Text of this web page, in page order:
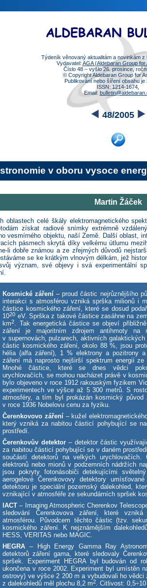
Týdeník věnovaný aktualitám a novinkám z
Vydavatel: AGA (Aldebaran Group
Číslo 48 – vyšlo 26. prosince,
© Copyright Aldebaran Group for
Publikování nebo šíření obsahu je
ISSN: 1214-1674,
Email:
48/2005
v oboru vysoce
Martin Žáček
oblastech celé škály elektromagnetického
získat radiové snímky extrémně
vesmírného objektu, naší Země. Další oblast,
pásmech skrytá díky velkému útlumu
li dobře známou a ze zřejmých důvodů
se ke krátkým vlnovým délkám, jež
význam, své objevy i svá experimentální
Kosmické záření – proud částic nejrůznějšího
interakci s atmosférou vzniká sprška milionů i
částice kosmického záření, které se dosud
1020 eV. Sprška z takové částice zasáhne na
km2. Tak energetická částice se objeví
záření je majoritním zdrojem antihmoty na
v supernovách, pulzarech, aktivních
částic kosmického záření, okolo 88 %, jsou
hélia (alfa záření), 1 % elektrony a pozitrony
záření má naprosto nejširší spektrum energií
Mnohé částice, které se dnes vědci
urychlovačích, se mohou nacházet právě v
bylo objeveno v roce 1912 rakouským fyzikem
experimentech ve výšce až 5 300 metrů. S
atmosféry, a tím byl prokázán kosmický
v roce 1936 Nobelovu cenu za fyziku.
Čerenkovovo záření– kužel
který vzniká za nabitou částicí pohybující se
prostředí.
Čerenkovův detektor– detektor částic
za nabitou částicí pohybující se v daném
součástí detektorů na velkých
elektronů nebo mionů v podzemních nádržích
jsou pokryty fotonásobiči detekujícími
aerogelové Čerenkovovy detektory
detektoru je speciální pozemský dalekohled,
vznikající v atmosféře ze sekundárních spršek
IACT – Imaging Atmospheric Cherenkov
sledování Čerenkovova záření, které
atmosférou. Původcem těchto částic (tzv.
kosmického záření. K nejznámějším
HESS, VERITAS nebo MAGIC.
HEGRA – High Energy Gamma Ray
detektorů záření gama, které sledovaly
spršek. Experiment HEGRA byl budován od
ukončena v roce 2002. Experiment byl umístěn
ostrovy) ve výšce 2 200 m a vybudovali ho
z dalekohledů měl plochu 8,2 m2. Citlivost: 0,5÷10